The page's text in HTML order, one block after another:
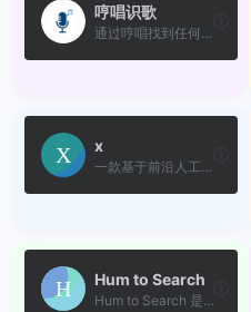
哼唱识歌
通过哼唱找到任何歌曲，哼唱...
x
一款基于前沿人工智能技术的...
Hum to Search
Hum to Search 是一款出色的...